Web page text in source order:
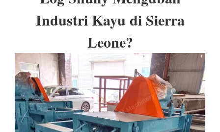
Industri Kayu di Sierra
Leone?